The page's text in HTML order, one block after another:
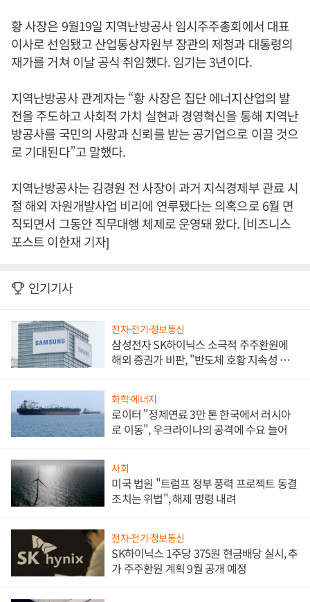
황 사장은 9월19일 지역난방공사 임시주주총회에서 대표
이사로 선임됐고 산업통상자원부 장관의 제청과 대통령의
재가를 거쳐 이날 공식 취임했다. 임기는 3년이다.
지역난방공사 관계자는 “황 사장은 집단 에너지산업의 발
전을 주도하고 사회적 가치 실현과 경영혁신을 통해 지역난
방공사를 국민의 사랑과 신뢰를 받는 공기업으로 이끌 것으
로 기대된다”고 말했다.
지역난방공사는 김경원 전 사장이 과거 지식경제부 관료 시
절 해외 자원개발사업 비리에 연루됐다는 의혹으로 6월 면
직되면서 그동안 직무대행 체제로 운영돼 왔다. [비즈니스
포스트 이한재 기자]
인기기사
전자·전기·정보통신
삼성전자 SK하이닉스 소극적 주주환원에
해외 증권가 비판, "반도체 호황 지속성 의
화학·에너지
로이터 "정제연료 3만 톤 한국에서 러시아
로 이동", 우크라이나의 공격에 수요 늘어
사회
미국 법원 "트럼프 정부 풍력 프로젝트 동결
조치는 위법", 해제 명령 내려
전자·전기·정보통신
SK하이닉스 1주당 375원 현금배당 실시, 추
가 주주환원 계획 9월 공개 예정